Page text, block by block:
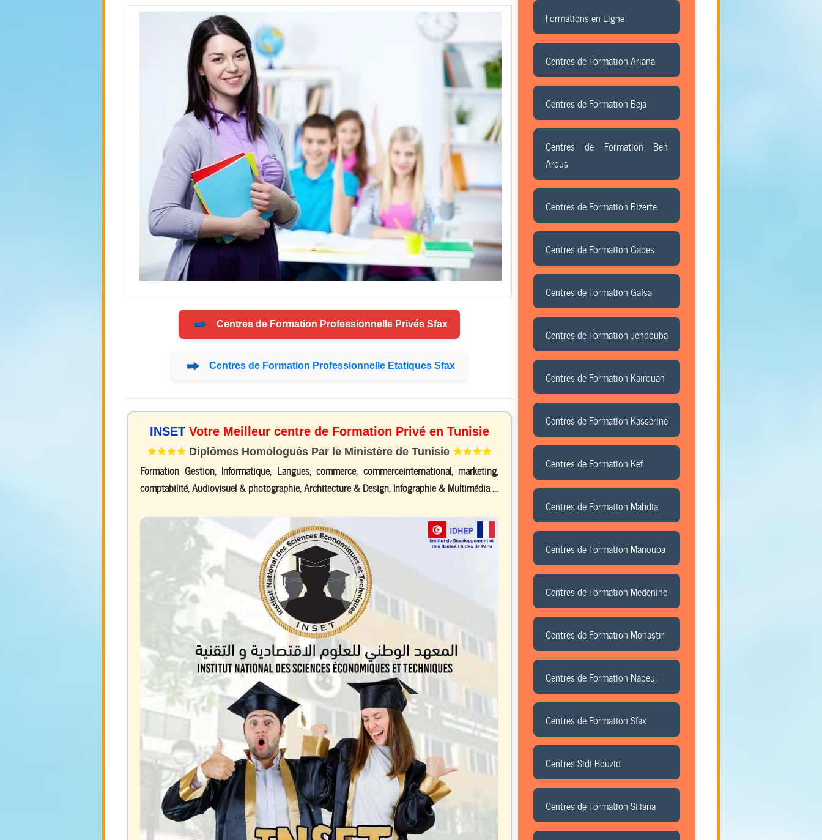
Formations en Ligne
Centres de Formation Ariana
Centres de Formation Beja
Centres de Formation Ben
Arous
Centres de Formation Bizerte
Centres de Formation Gabes
Centres de Formation Gafsa
Centres de Formation Jendouba
Centres de Formation Kairouan
Centres de Formation Kasserine
Centres de Formation Kef
Centres de Formation Mahdia
Centres de Formation Manouba
Centres de Formation Medenine
Centres de Formation Monastir
Centres de Formation Nabeul
Centres de Formation Sfax
Centres Sidi Bouzid
Centres de Formation Siliana
Centres de Formation Professionnelle Privés Sfax
Centres de Formation Professionnelle Etatiques Sfax
INSET Votre Meilleur centre de Formation Privé en Tunisie
★★★★ Diplômes Homologués Par le Ministère de Tunisie ★★★★
Formation Gestion, Informatique, Langues, commerce, commerceinternational, marketing,
comptabilité, Audiovisuel & photographie, Architecture & Design, Infographie & Multimédia ...